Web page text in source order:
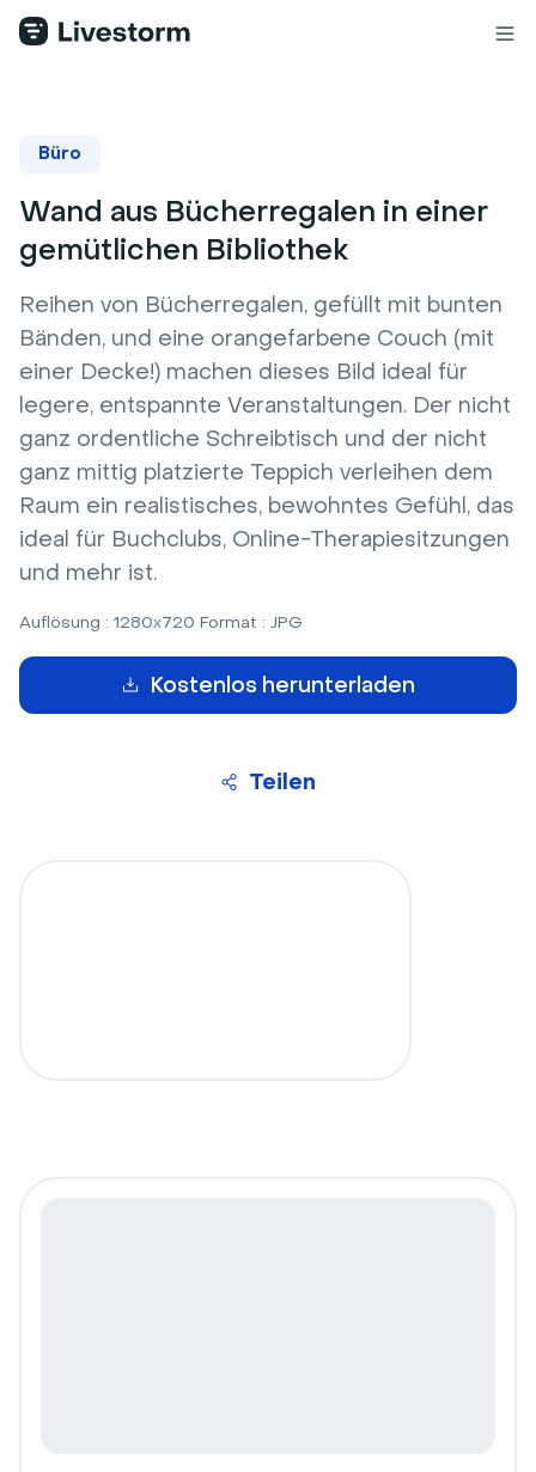
Büro
Wand aus Bücherregalen in einer
gemütlichen Bibliothek
Reihen von Bücherregalen, gefüllt mit bunten
Bänden, und eine orangefarbene Couch (mit
einer Decke!) machen dieses Bild ideal für
legere, entspannte Veranstaltungen. Der nicht
ganz ordentliche Schreibtisch und der nicht
ganz mittig platzierte Teppich verleihen dem
Raum ein realistisches, bewohntes Gefühl, das
ideal für Buchclubs, Online-Therapiesitzungen
und mehr ist.
Auflösung : 1280x720 Format : JPG
Kostenlos herunterladen
Teilen